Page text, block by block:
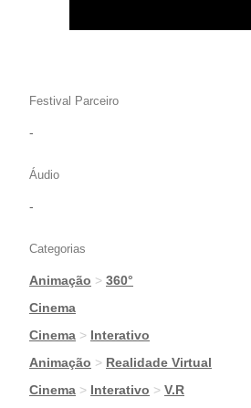
Festival Parceiro
-
Áudio
-
Categorias
Animação > 360°
|Cinema
|Cinema > Interativo
|Animação > Realidade Virtual
|Cinema > Interativo > V.R